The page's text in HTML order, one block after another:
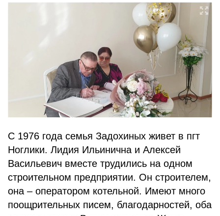
С 1976 года семья Задохиных живет в пгт
Ноглики. Лидия Ильинична и Алексей
Васильевич вместе трудились на одном
строительном предприятии. Он строителем,
она – оператором котельной. Имеют много
поощрительных писем, благодарностей, оба